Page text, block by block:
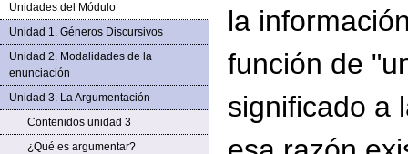
Unidades del Módulo
Unidad 1. Géneros Discursivos
Unidad 2. Modalidades de la
enunciación
Unidad 3. La Argumentación
Contenidos unidad 3
¿Qué es argumentar?
la
función de
significado a